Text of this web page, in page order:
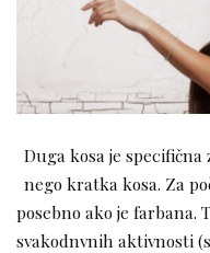
Duga kosa je
nego kratka kosa. Za
posebno ako je farbana.
svakodnvnih aktivnosti